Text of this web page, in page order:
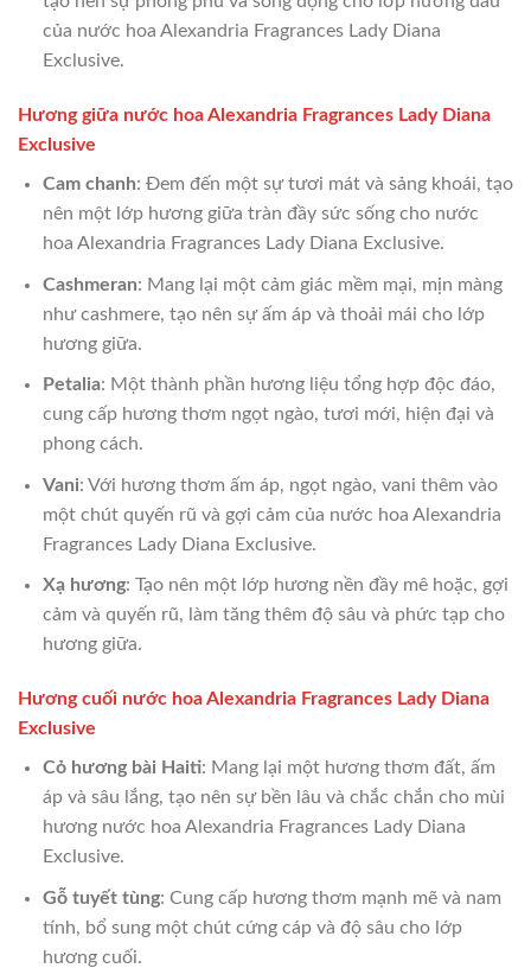
của nước hoa Alexandria Fragrances Lady Diana
Exclusive.
Hương giữa nước hoa Alexandria Fragrances Lady Diana
Exclusive
Cam chanh: Đem đến một sự tươi mát và sảng khoái, tạo
nên một lớp hương giữa tràn đầy sức sống cho nước
hoa Alexandria Fragrances Lady Diana Exclusive.
Cashmeran: Mang lại một cảm giác mềm mại, mịn màng
như cashmere, tạo nên sự ấm áp và thoải mái cho lớp
hương giữa.
Petalia: Một thành phần hương liệu tổng hợp độc đáo,
cung cấp hương thơm ngọt ngào, tươi mới, hiện đại và
phong cách.
Vani: Với hương thơm ấm áp, ngọt ngào, vani thêm vào
một chút quyến rũ và gợi cảm của nước hoa Alexandria
Fragrances Lady Diana Exclusive.
Xạ hương: Tạo nên một lớp hương nền đầy mê hoặc, gợi
cảm và quyến rũ, làm tăng thêm độ sâu và phức tạp cho
hương giữa.
Hương cuối nước hoa Alexandria Fragrances Lady Diana
Exclusive
Cỏ hương bài Haiti: Mang lại một hương thơm đất, ấm
áp và sâu lắng, tạo nên sự bền lâu và chắc chắn cho mùi
hương nước hoa Alexandria Fragrances Lady Diana
Exclusive.
Gỗ tuyết tùng: Cung cấp hương thơm mạnh mẽ và nam
tính, bổ sung một chút cứng cáp và độ sâu cho lớp
hương cuối.